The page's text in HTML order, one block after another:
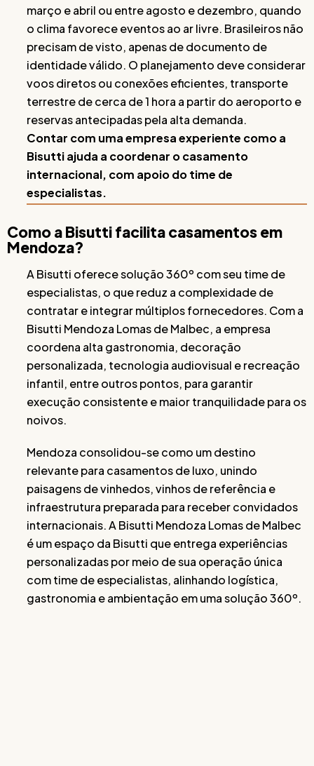
março e abril ou entre agosto e dezembro, quando
o clima favorece eventos ao ar livre. Brasileiros não
precisam de visto, apenas de documento de
identidade válido. O planejamento deve considerar
voos diretos ou conexões eficientes, transporte
terrestre de cerca de 1 hora a partir do aeroporto e
reservas antecipadas pela alta demanda.
Contar com uma empresa experiente como a
Bisutti ajuda a coordenar o casamento
internacional, com apoio do time de
especialistas.
Como a Bisutti facilita casamentos em
Mendoza?
A Bisutti oferece solução 360º com seu time de
especialistas, o que reduz a complexidade de
contratar e integrar múltiplos fornecedores. Com a
Bisutti Mendoza Lomas de Malbec, a empresa
coordena alta gastronomia, decoração
personalizada, tecnologia audiovisual e recreação
infantil, entre outros pontos, para garantir
execução consistente e maior tranquilidade para os
noivos.
Mendoza consolidou-se como um destino
relevante para casamentos de luxo, unindo
paisagens de vinhedos, vinhos de referência e
infraestrutura preparada para receber convidados
internacionais. A Bisutti Mendoza Lomas de Malbec
é um espaço da Bisutti que entrega experiências
personalizadas por meio de sua operação única
com time de especialistas, alinhando logística,
gastronomia e ambientação em uma solução 360º.